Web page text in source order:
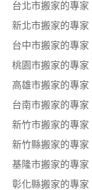
台北市搬家的專家
新北市搬家的專家
台中市搬家的專家
桃園市搬家的專家
高雄市搬家的專家
台南市搬家的專家
新竹市搬家的專家
新竹縣搬家的專家
基隆市搬家的專家
彰化縣搬家的專家